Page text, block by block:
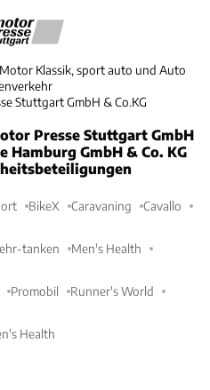
Klassik, sport auto und Auto
Stuttgart GmbH & Co.KG
Presse Stuttgart GmbH
Hamburg GmbH & Co. KG
BikeX Caravaning Cavallo
tanken Men's Health
Promobil Runner's World
Health